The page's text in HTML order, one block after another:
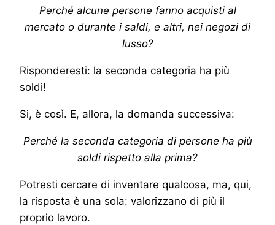
Perché alcune persone fanno acquisti al
mercato o durante i saldi, e altri, nei negozi di
lusso?
Risponderesti: la seconda categoria ha più
soldi!
Si, è così. E, allora, la domanda successiva:
Perché la seconda categoria di persone ha più
soldi rispetto alla prima?
Potresti cercare di inventare qualcosa, ma, qui,
la risposta è una sola: valorizzano di più il
proprio lavoro.